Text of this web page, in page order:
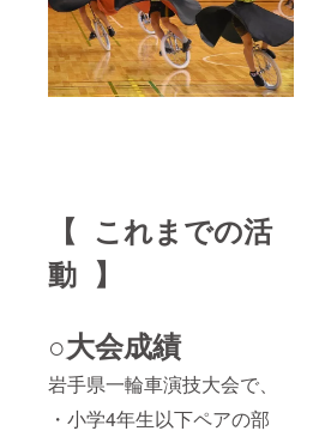
【 これまでの活
動 】
○大会成績
岩手県一輪車演技大会で、
・小学4年生以下ペアの部